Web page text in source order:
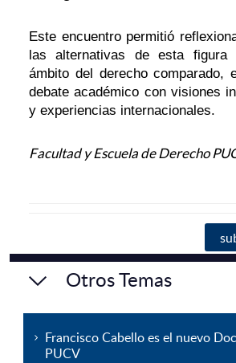
Este encuentro permitió
las alternativas de esta figura
ámbito del derecho comparado,
debate académico con visiones
y experiencias internacionales.
Facultad y Escuela de Derecho
Otros Temas
Francisco Cabello es el nuevo
PUCV